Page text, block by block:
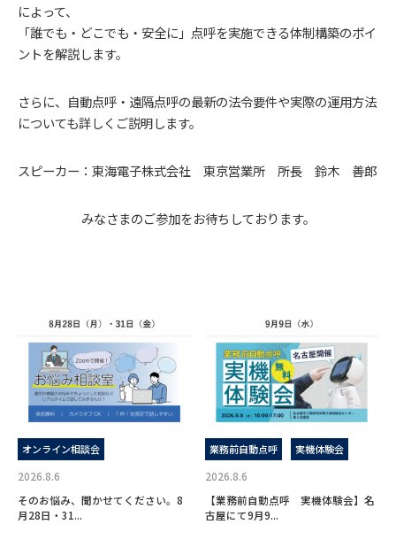
によって、
「誰でも・どこでも・安全に」点呼を実施できる体制構築のポイ
ントを解説します。
さらに、自動点呼・遠隔点呼の最新の法令要件や実際の運用方法
についても詳しくご説明します。
スピーカー：東海電子株式会社 東京営業所 所長 鈴木 善郎
みなさまのご参加をお待ちしております。
オンライン相談会
2026.8.6
そのお悩み、聞かせてください。8
月28日・31...
業務前自動点呼 実機体験会
2026.8.6
【業務前自動点呼 実機体験会】名
古屋にて9月9...